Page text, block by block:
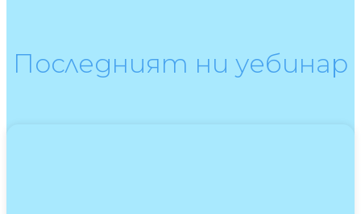
Последният ни уебинар